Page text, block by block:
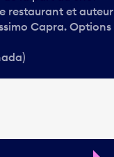
restaurant et auteur
Capra. Options